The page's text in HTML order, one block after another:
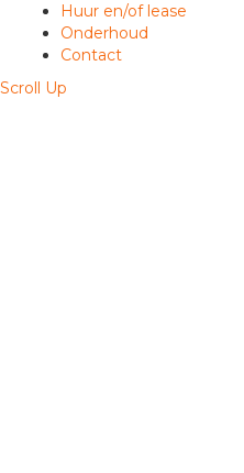
Huur en/of lease
Onderhoud
Contact
Scroll Up